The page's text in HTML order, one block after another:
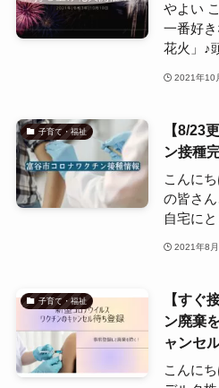
やよい
一番好
花火」♪
2021年10
子育て・福祉
【8/23
ン接種
こんに
の皆さ
自宅に
2021年8
子育て・福祉
【すぐ
ン廃棄
ャンセ
こんに